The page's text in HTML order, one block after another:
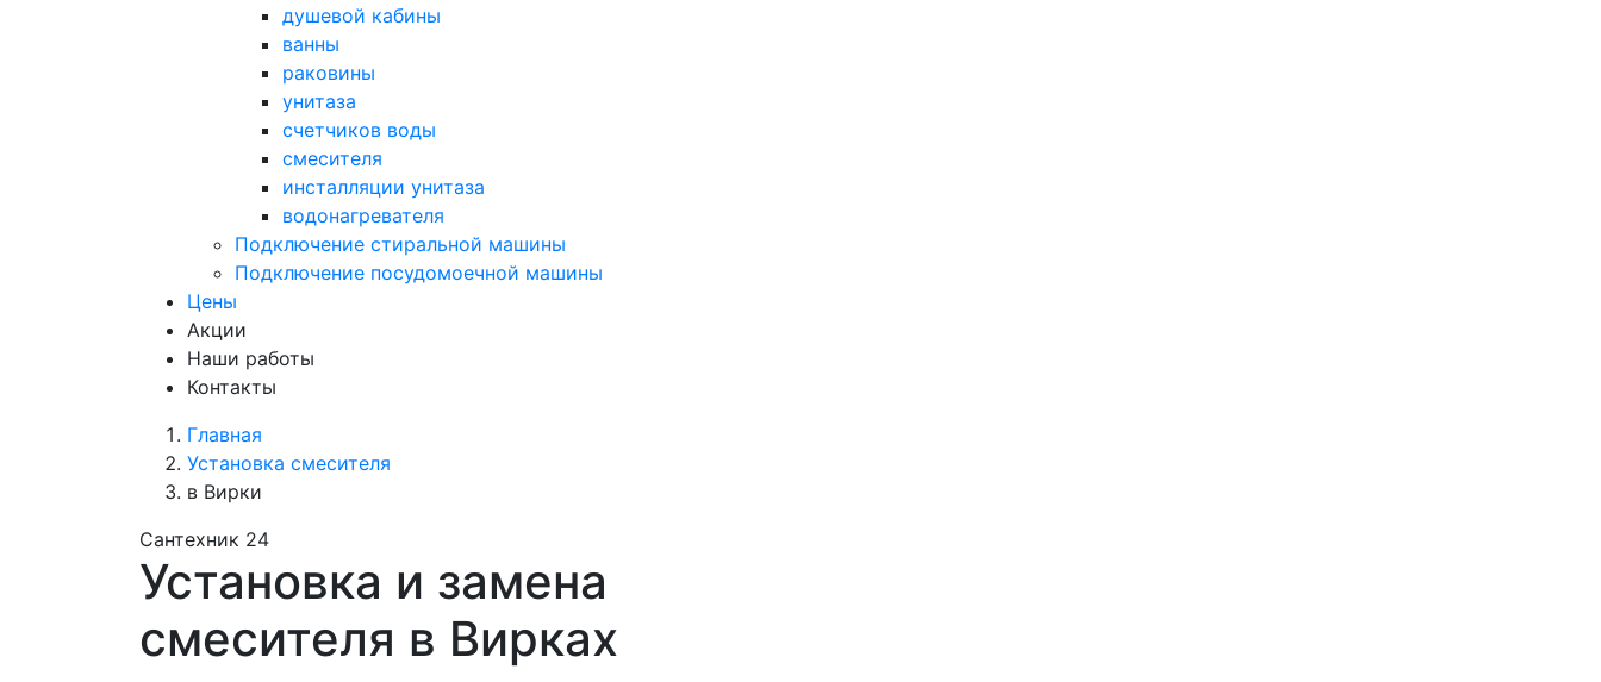
душевой кабины
ванны
раковины
унитаза
счетчиков воды
смесителя
инсталляции унитаза
водонагревателя
Подключение стиральной машины
Подключение посудомоечной машины
Цены
Акции
Наши работы
Контакты
Главная
Установка смесителя
в Вирки
Сантехник 24
Установка и замена
смесителя в Вирках